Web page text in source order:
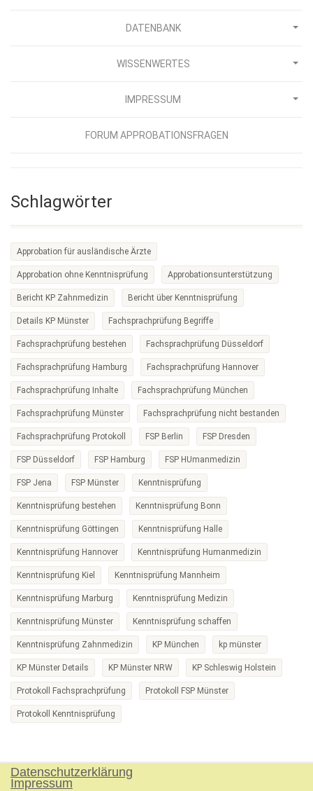
DATENBANK
WISSENWERTES
IMPRESSUM
FORUM APPROBATIONSFRAGEN
Schlagwörter
Approbation für ausländische Ärzte
Approbation ohne Kenntnisprüfung Approbationsunterstützung
Bericht KP Zahnmedizin Bericht über Kenntnisprüfung
Details KP Münster Fachsprachprüfung Begriffe
Fachsprachprüfung bestehen Fachsprachprüfung Düsseldorf
Fachsprachprüfung Hamburg Fachsprachprüfung Hannover
Fachsprachprüfung Inhalte Fachsprachprüfung München
Fachsprachprüfung Münster Fachsprachprüfung nicht bestanden
Fachsprachprüfung Protokoll FSP Berlin FSP Dresden
FSP Düsseldorf FSP Hamburg FSP HUmanmedizin
FSP Jena FSP Münster Kenntnisprüfung
Kenntnisprüfung bestehen Kenntnisprüfung Bonn
Kenntnisprüfung Göttingen Kenntnisprüfung Halle
Kenntnisprüfung Hannover Kenntnisprüfung Humanmedizin
Kenntnisprüfung Kiel Kenntnisprüfung Mannheim
Kenntnisprüfung Marburg Kenntnisprüfung Medizin
Kenntnisprüfung Münster Kenntnisprüfung schaffen
Kenntnisprüfung Zahnmedizin KP München kp münster
KP Münster Details KP Münster NRW KP Schleswig Holstein
Protokoll Fachsprachprüfung Protokoll FSP Münster
Protokoll Kenntnisprüfung
Datenschutzerklärung
Impressum